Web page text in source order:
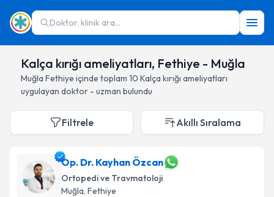
Doktor, klinik ara...
Kalça kırığı ameliyatları, Fethiye - Muğla
Muğla Fethiye içinde toplam 10 Kalça kırığı ameliyatları
uygulayan doktor - uzman bulundu
Filtrele Akıllı Sıralama
Op. Dr. Kayhan Özcan
Ortopedi ve Travmatoloji
Muğla, Fethiye